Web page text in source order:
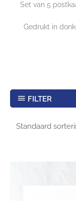
Set van 5
Gedrukt in
FILTER